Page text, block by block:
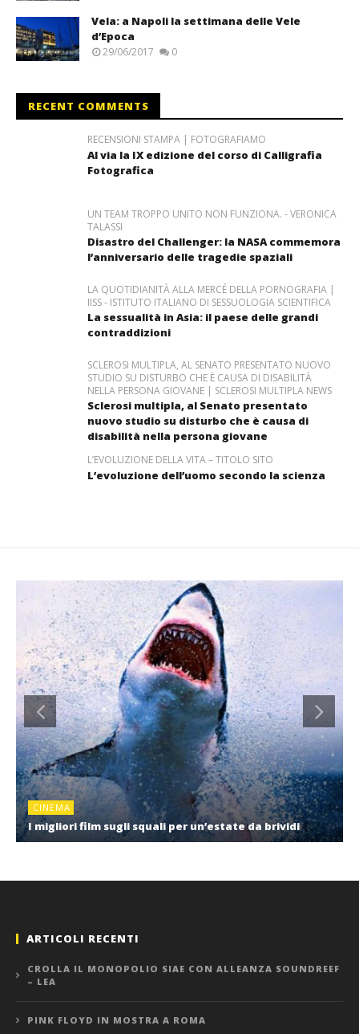
Vela: a Napoli la settimana delle Vele
d’Epoca
29/06/2017 0
RECENT COMMENTS
RECENSIONI STAMPA | FOTOGRAFIAMO
Al via la IX edizione del corso di Calligrafia
Fotografica
UN TEAM TROPPO UNITO NON FUNZIONA. - VERONICA
TALASSI
Disastro del Challenger: la NASA commemora
l’anniversario delle tragedie spaziali
LA QUOTIDIANITÀ ALLA MERCÉ DELLA PORNOGRAFIA |
IISS - ISTITUTO ITALIANO DI SESSUOLOGIA SCIENTIFICA
La sessualità in Asia: il paese delle grandi
contraddizioni
SCLEROSI MULTIPLA, AL SENATO PRESENTATO NUOVO
STUDIO SU DISTURBO CHE È CAUSA DI DISABILITÀ
NELLA PERSONA GIOVANE | SCLEROSI MULTIPLA NEWS
Sclerosi multipla, al Senato presentato
nuovo studio su disturbo che è causa di
disabilità nella persona giovane
L’EVOLUZIONE DELLA VITA – TITOLO SITO
L’evoluzione dell’uomo secondo la scienza
CINEMA
I migliori film sugli squali per un’estate da brividi
ARTICOLI RECENTI
CROLLA IL MONOPOLIO SIAE CON ALLEANZA SOUNDREEF
– LEA
PINK FLOYD IN MOSTRA A ROMA